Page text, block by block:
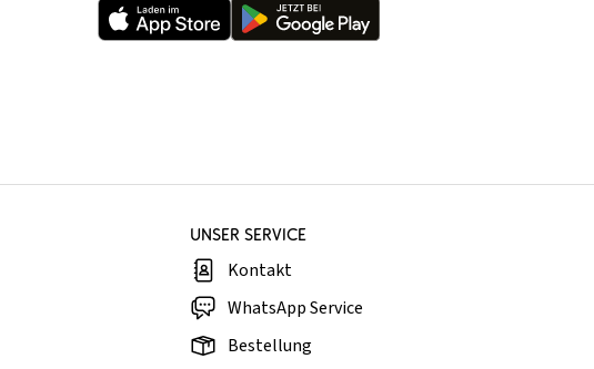
UNSER SERVICE
Kontakt
WhatsApp Service
Bestellung